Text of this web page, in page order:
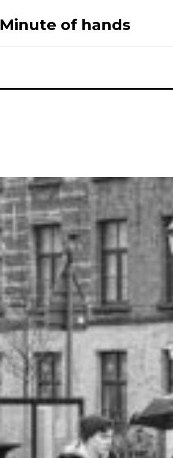
Minute of hands